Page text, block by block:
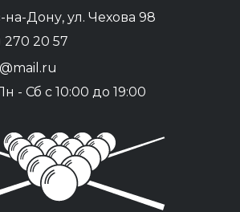
на-Дону, ул. Чехова 98
270 20 57
- Сб с 10:00 до 19:00